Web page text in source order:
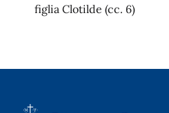
figlia Clotilde (cc. 6)